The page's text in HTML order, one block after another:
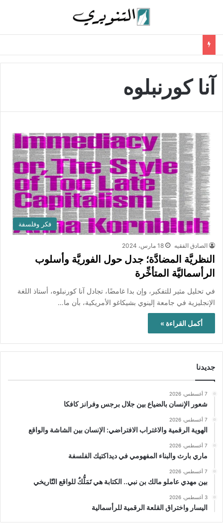
آنا كورنبلوه
فكر وفلسفة
الصادق الفقيه 18 مارس، 2024
النظريَّة المضادَّة؛ جدل حول الفوريَّة وأسلوب
الرأسماليَّة المتأخِّرة
في تحليل مثير للتفكير، وإن بدا غامضًا، تجادل آنا كورنبلوه، أستاذ اللغة
الإنجليزية في جامعة إلينوي بشيكاغو الأمريكية، بأن ما…
أكمل القراءة »
جديدنا
7 أغسطس، 2026
شعور الإنسان بالضياع بين جلال برجس وفرانز كافكا
7 أغسطس، 2026
الهوية الرقمية والاغتراب الافتراضي: الإنسان بين الشاشة والواقع
7 أغسطس، 2026
ماري بارث والبناء المفهومي في ديداكتيك الفلسفة
7 أغسطس، 2026
بين مهدي عاملو مالك بن نبي.. الكتابة هي تَمَلُّكٌ للواقع التّاريخي
3 أغسطس، 2026
اليسار واختراق القلعة الرقمية للرأسمالية